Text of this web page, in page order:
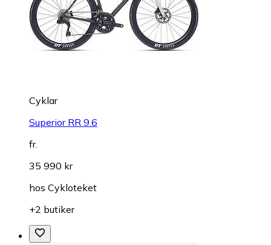
Cyklar
Superior RR 9.6
fr.
35 990 kr
hos Cykloteket
+2 butiker